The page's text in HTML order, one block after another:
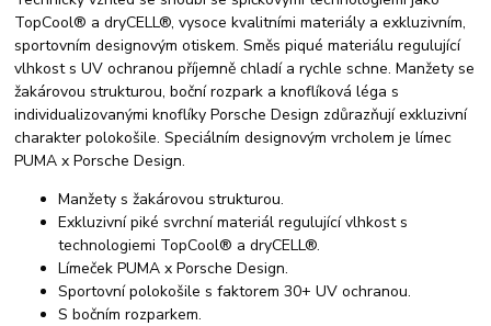
TopCool® a dryCELL®, vysoce kvalitními materiály a exkluzivním,
sportovním designovým otiskem. Směs piqué materiálu regulující
vlhkost s UV ochranou příjemně chladí a rychle schne. Manžety se
žakárovou strukturou, boční rozpark a knoflíková léga s
individualizovanými knoflíky Porsche Design zdůrazňují exkluzivní
charakter polokošile. Speciálním designovým vrcholem je límec
PUMA x Porsche Design.
Manžety s žakárovou strukturou.
Exkluzivní piké svrchní materiál regulující vlhkost s
technologiemi TopCool® a dryCELL®.
Límeček PUMA x Porsche Design.
Sportovní polokošile s faktorem 30+ UV ochranou.
S bočním rozparkem.